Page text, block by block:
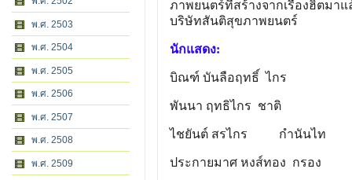
พ.ศ. 2503
พ.ศ. 2504
พ.ศ. 2505
พ.ศ. 2506
พ.ศ. 2507
พ.ศ. 2508
พ.ศ. 2509
ภาพยนตร์ที่สร้างจากเรื่องฮิตมา
บริษัทสันติสุขภาพยนตร์
นักแสดง:
บิณฑ์ บันลือฤทธิ์ ไกร
พันนา ฤทธิไกร ชาติ
ไชยันต์ สรไกร กำนันไท
ประกายมาศ หงส์ทอง กรอง